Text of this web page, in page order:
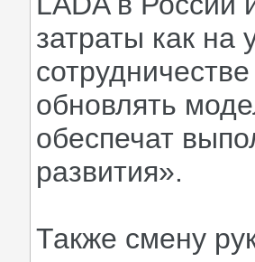
затраты как на
обновлять
обеспечат
развития».
Также смену